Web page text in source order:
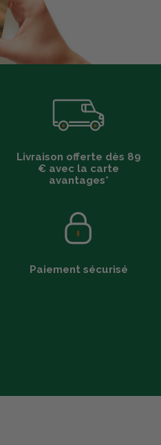
Livraison offerte dès 89
€ avec la carte
avantages*
Paiement sécurisé